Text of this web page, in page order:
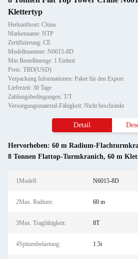
Klettertyp
Herkunftsort: China
Markenname: NTP
Zertifizierung: CE
Modellnummer: N6015-8D
Min Bestellmenge: 1 Einheit
Preis: TBD(USD)
Verpackung Informationen: Paket für den Export
Lieferzeit: 30 Tage
Zahlungsbedingungen: T/T
Versorgungsmaterial-Fähigkeit: Nicht beschränkt
Detail
Hervorheben: 60 m Radium-
8 Tonnen Flattop-Turmkranich, 60 m
1Modell: N6015-8D
2Max. Radium: 60 m
3Max. Tragfähigkeit: 8T
4Spitzenbelastung: 1.5t